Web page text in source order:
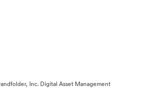
Inc. Digital Asset Management